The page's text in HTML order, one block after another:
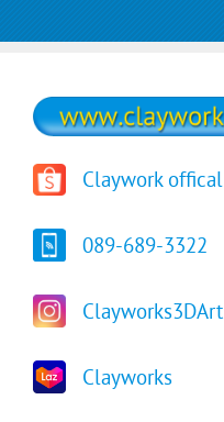
Claywork offical
089-689-3322
Clayworks3DArt
Clayworks